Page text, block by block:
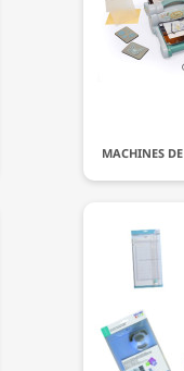
MACHINES